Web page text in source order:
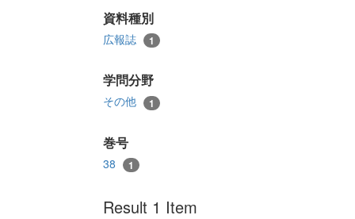
資料種別
広報誌 1
学問分野
その他 1
巻号
38 1
Result 1 Item